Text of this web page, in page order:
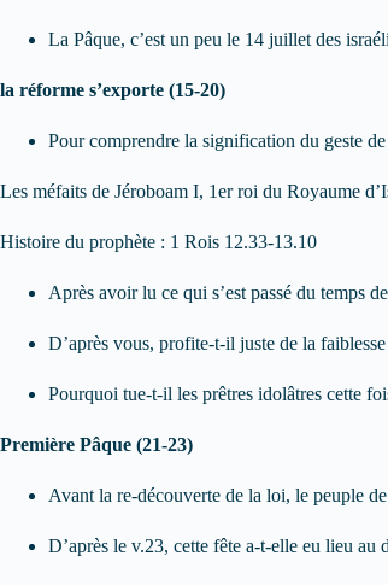
La Pâque, c’est un peu le 14 juillet des
la réforme s’exporte (15-20)
Pour comprendre la signification du geste
Les méfaits de Jéroboam I, 1er roi du Royaume
Histoire du prophète : 1 Rois 12.33-13.10
Après avoir lu ce qui s’est passé du temps
D’après vous, profite-t-il juste de la
Pourquoi tue-t-il les prêtres idolâtres cette
Première Pâque (21-23)
Avant la re-découverte de la loi, le peuple
D’après le v.23, cette fête a-t-elle eu lieu